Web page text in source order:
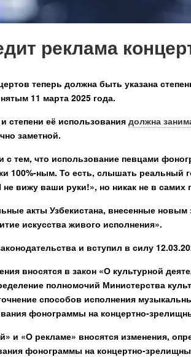
реклама
теперь должна быть указана
11 марта 2025 года.
её использования должна
заметной.
с тем, что использование певцами
100%-ным. То есть, слышать реальный
вижу ваши руки!», но никак не в самих
акты Узбекистана, внесенные
искусства живого исполнения».
и вступил в силу
вносятся в закон «О культурной
полномочий Министерства
способов исполнения
фонограммы на концертно-
и «О рекламе» вносятся изменения,
фонограммы на концертно-